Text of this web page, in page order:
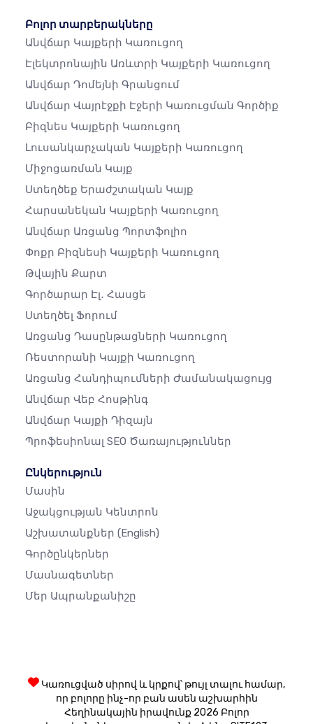
Բոլոր տարբերակները
Անվճար Կայքերի Կառուցող
Էլեկտրոնային Առևտրի Կայքերի Կառուցող
Անվճար Դոմեյնի Գրանցում
Անվճար Վայրէջքի Էջերի Կառուցման Գործիք
Բիզնես Կայքերի Կառուցող
Լուսանկարչական Կայքերի Կառուցող
Միջոցառման Կայք
Ստեղծեք Երաժշտական ​​կայք
Հարսանեկան Կայքերի Կառուցող
Անվճար Առցանց Պորտֆոլիո
Փոքր Բիզնեսի Կայքերի Կառուցող
Թվային Քարտ
Գործարար Էլ․ Հասցե
Ստեղծել Ֆորում
Առցանց Դասընթացների Կառուցող
Ռեստորանի Կայքի Կառուցող
Առցանց Հանդիպումների Ժամանակացույց
Անվճար Վեբ Հոսթինգ
Անվճար Կայքի Դիզայն
Պրոֆեսիոնալ SEO Ծառայություններ
Ընկերություն
Մասին
Աջակցության Կենտրոն
Աշխատանքներ (English)
Գործընկերներ
Մասնագետներ
Մեր Ապրանքանիշը
Կառուցված սիրով և կրքով՝ թույլ տալու համար,
որ բոլորը ինչ-որ բան ասեն աշխարհին
Հեղինակային իրավունք 2026 Բոլոր